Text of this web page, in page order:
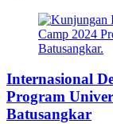
Internasional
Program
Batusangkar